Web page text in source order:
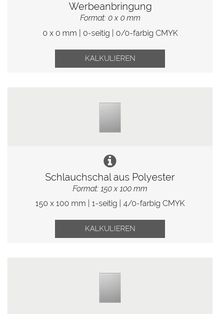
Werbeanbringung
Format: 0 x 0 mm
0 x 0 mm | 0-seitig | 0/0-farbig CMYK
KALKULIEREN
Schlauchschal aus Polyester
Format: 150 x 100 mm
150 x 100 mm | 1-seitig | 4/0-farbig CMYK
KALKULIEREN